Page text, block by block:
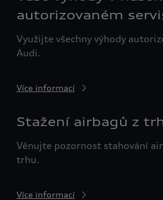
autorizovaném
Využijte všechny výhody
Audi.
Více informací
Stažení airbagů z
Věnujte pozornost stahování
trhu.
Více informací